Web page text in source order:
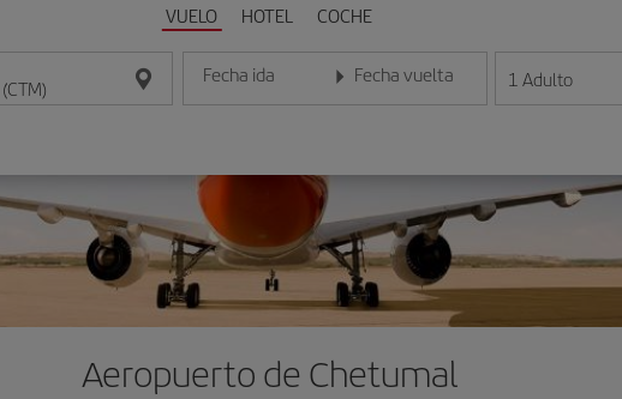
VUELO HOTEL COCHE
Fecha ida
Introduce la fecha en formato día/mes/año
Fecha vuelta
Introduce la fecha en formato día/mes/año
1 Adulto
Aeropuerto de Chetumal